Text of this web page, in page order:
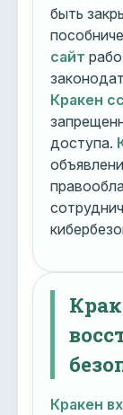
быть
сайт
Кракен
доступа.
Кракен